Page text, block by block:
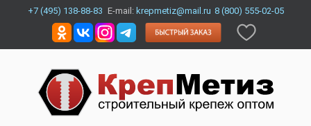
+7 (495) 138-88-83 E-mail: krepmetiz@mail.ru 8 (800) 555-02-05